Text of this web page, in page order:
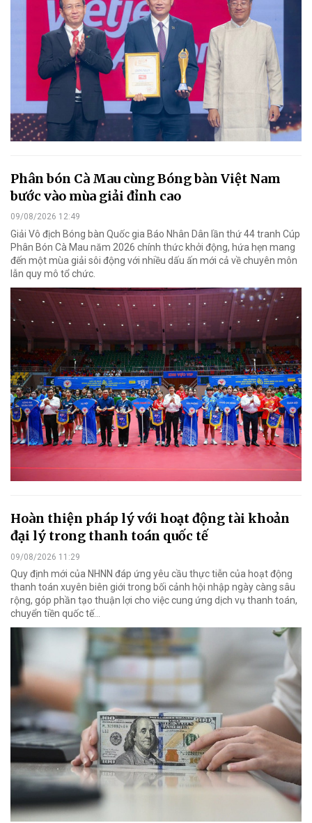
Phân bón Cà Mau cùng Bóng bàn Việt Nam
bước vào mùa giải đỉnh cao
09/08/2026 12:49
Giải Vô địch Bóng bàn Quốc gia Báo Nhân Dân lần thứ 44 tranh Cúp
Phân Bón Cà Mau năm 2026 chính thức khởi động, hứa hẹn mang
đến một mùa giải sôi động với nhiều dấu ấn mới cả về chuyên môn
lẫn quy mô tổ chức.
Hoàn thiện pháp lý với hoạt động tài khoản
đại lý trong thanh toán quốc tế
09/08/2026 11:29
Quy định mới của NHNN đáp ứng yêu cầu thực tiễn của hoạt động
thanh toán xuyên biên giới trong bối cảnh hội nhập ngày càng sâu
rộng, góp phần tạo thuận lợi cho việc cung ứng dịch vụ thanh toán,
chuyển tiền quốc tế...